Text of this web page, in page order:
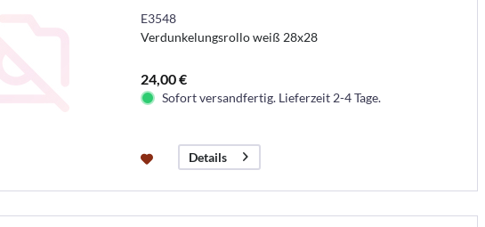
E3548
Verdunkelungsrollo weiß 28x28
24,00 €
Sofort versandfertig. Lieferzeit 2-4 Tage.
Details